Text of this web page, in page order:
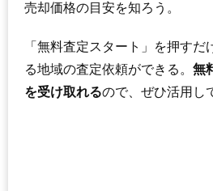
売却価格の目安を知ろう。
「無料査定スタート」を押す
る地域の査定依頼ができる。 無
を受け取れるので、ぜひ活用し